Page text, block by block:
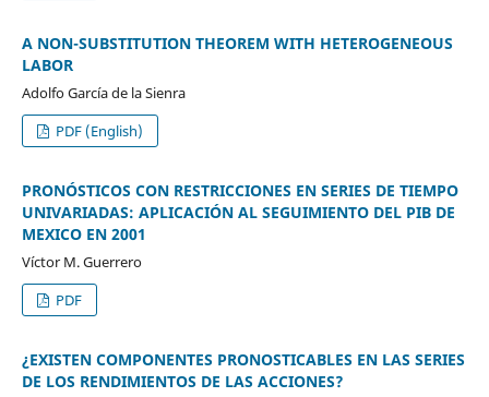
A NON-SUBSTITUTION THEOREM WITH HETEROGENEOUS
LABOR
Adolfo García de la Sienra
PDF (English)
PRONÓSTICOS CON RESTRICCIONES EN SERIES DE TIEMPO
UNIVARIADAS: APLICACIÓN AL SEGUIMIENTO DEL PIB DE
MEXICO EN 2001
Víctor M. Guerrero
PDF
¿EXISTEN COMPONENTES PRONOSTICABLES EN LAS SERIES
DE LOS RENDIMIENTOS DE LAS ACCIONES?